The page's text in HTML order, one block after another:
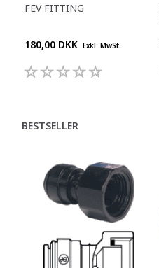
FEV FITTING
180,00 DKK Exkl. MwSt
BESTSELLER